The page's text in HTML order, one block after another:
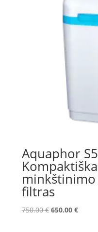
Aquaphor
filtras
750.00€ Original
650.00 €Current